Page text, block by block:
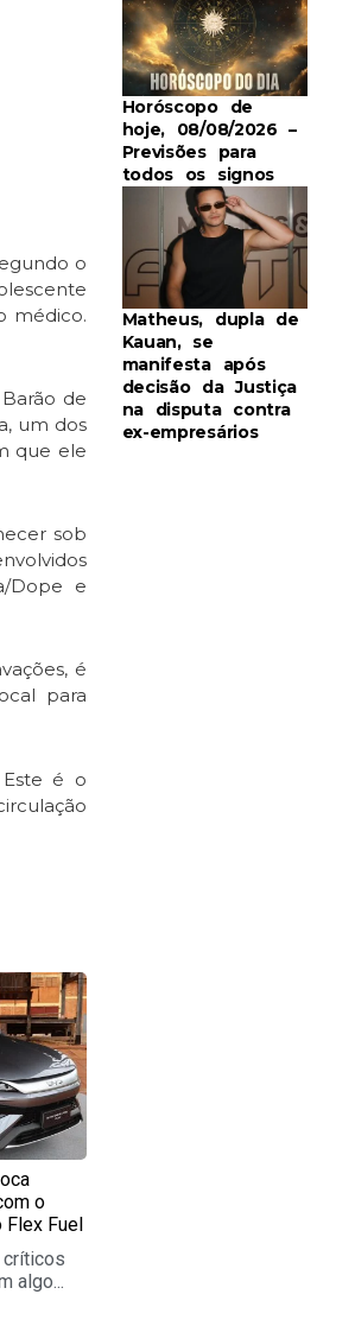
Estação São Bento do Metrô
o
médico.
de
um dos
que ele
sob
Dope e
é
para
Este é o
o
Flex Fuel
críticos
algo...
Horóscopo de
hoje, 08/08/2026 –
Previsões para
todos os signos
Matheus, dupla de
Kauan, se
manifesta após
decisão da Justiça
na disputa contra
ex-empresários